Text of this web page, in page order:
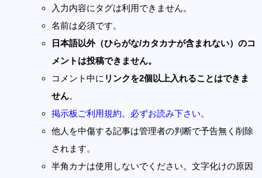
入力内容にタグは利用できません。
名前は必須です。
日本語以外（ひらがな/カタカナが含まれない）のコ
メントは投稿できません。
コメント中に リンクを2個以上入れることはできま
せん。
掲示板ご利用規約。必ずお読み下さい。
他人を中傷する記事は管理者の判断で予告無く削除
されます。
半角カナは使用しないでください。文字化けの原因